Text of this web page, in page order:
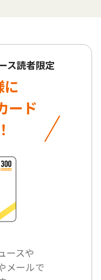
ス読者限定
に
ード
ースや
メールで